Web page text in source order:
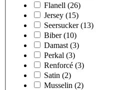
Flanell (26)
Jersey (15)
Seersucker (13)
Biber (10)
Damast (3)
Perkal (3)
Renforcé (3)
Satin (2)
Musselin (2)